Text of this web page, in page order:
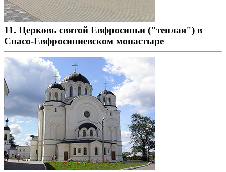
11. Церковь святой Евфросиньи ("теплая") в
Спасо-Евфросиниевском монастыре